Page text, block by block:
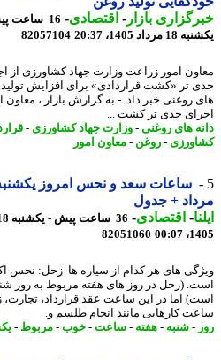
بازار- اقتصادی-
16 ساعت پیش -
1405، 20:37
82057104
امور زراعت وزارت جهاد کشاورزی از اجرای
تر «کشت قراردادی» برای افزایش تولید دانه
روغنی خبر داد. - به گزارش بازار ، معاون
جدی تر کشت ...
های روغنی-وزارت جهاد کشاورزی- قراردادی
- روغن -معاون امور
ساعات سعد و نحس امروز
+ جدول
-اقتصادی-
36 ساعت پیش -
82051060
های هر کدام از سیاره ها زحل: نحس اکبر
(زحل در روز های هفته مربوط به روز شنبه
اما در این ساعت عقد قرارداد، تجارت،
کارهایی مانند انجام طلسم و.
- شنبه-هفته-ساعت-خوب-مربوط -یکشنبه